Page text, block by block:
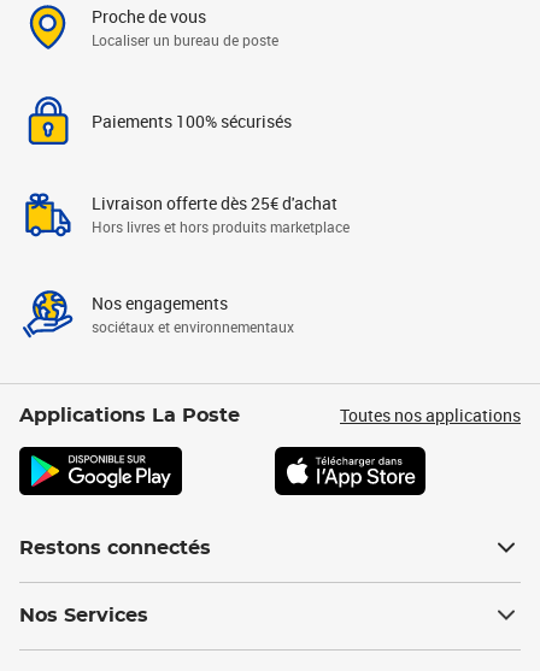
Proche de vous
Localiser un bureau de poste
Paiements 100% sécurisés
Livraison offerte dès 25€ d'achat
Hors livres et hors produits marketplace
Nos engagements
sociétaux et environnementaux
Applications La Poste Toutes nos applications
Restons connectés
Nos Services